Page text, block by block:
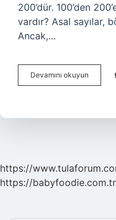
200’dür. 100’den
vardır? Asal sayılar,
Ancak,…
Devamını okuyun
Asal
https://
https://babyfoodie.com.tr